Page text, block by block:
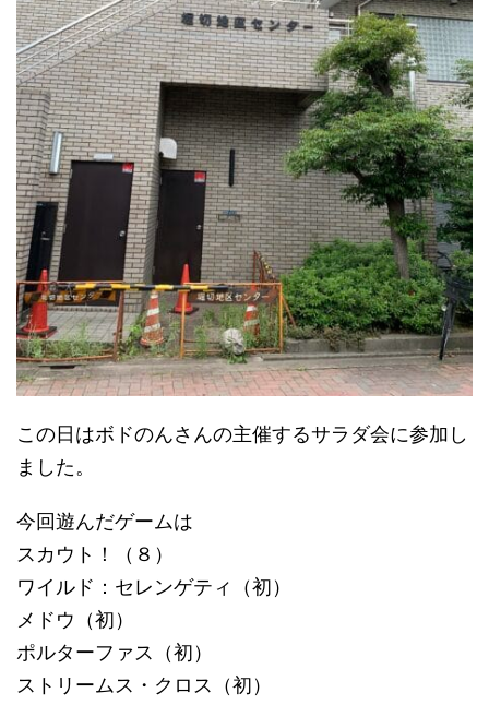
この日はボドのんさんの主催するサラダ会に参加し
ました。
今回遊んだゲームは
スカウト！（８）
ワイルド：セレンゲティ（初）
メドウ（初）
ポルターファス（初）
ストリームス・クロス（初）